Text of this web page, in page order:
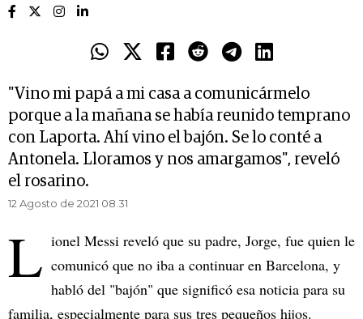
"Vino mi papá a mi casa a comunicármelo
porque a la mañana se había reunido temprano
con Laporta. Ahí vino el bajón. Se lo conté a
Antonela. Lloramos y nos amargamos", reveló
el rosarino.
12 Agosto de 2021 08.31
L ionel Messi reveló que su padre, Jorge, fue quien le
comunicó que no iba a continuar en Barcelona, y
habló del "bajón" que significó esa noticia para su
familia, especialmente para sus tres pequeños hijos.